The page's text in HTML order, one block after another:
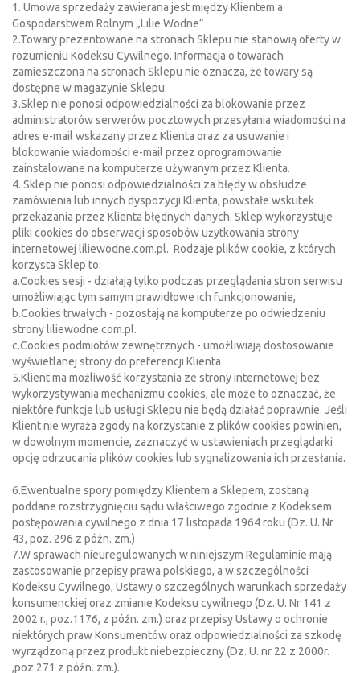
1. Umowa sprzedaży zawierana jest między Klientem a
Gospodarstwem Rolnym „Lilie Wodne”
2.Towary prezentowane na stronach Sklepu nie stanowią oferty w
rozumieniu Kodeksu Cywilnego. Informacja o towarach
zamieszczona na stronach Sklepu nie oznacza, że towary są
dostępne w magazynie Sklepu.
3.Sklep nie ponosi odpowiedzialności za blokowanie przez
administratorów serwerów pocztowych przesyłania wiadomości na
adres e-mail wskazany przez Klienta oraz za usuwanie i
blokowanie wiadomości e-mail przez oprogramowanie
zainstalowane na komputerze używanym przez Klienta.
4. Sklep nie ponosi odpowiedzialności za błędy w obsłudze
zamówienia lub innych dyspozycji Klienta, powstałe wskutek
przekazania przez Klienta błędnych danych. Sklep wykorzystuje
pliki cookies do obserwacji sposobów użytkowania strony
internetowej liliewodne.com.pl. Rodzaje plików cookie, z których
korzysta Sklep to:
a.Cookies sesji - działają tylko podczas przeglądania stron serwisu
umożliwiając tym samym prawidłowe ich funkcjonowanie,
b.Cookies trwałych - pozostają na komputerze po odwiedzeniu
strony liliewodne.com.pl.
c.Cookies podmiotów zewnętrznych - umożliwiają dostosowanie
wyświetlanej strony do preferencji Klienta
5.Klient ma możliwość korzystania ze strony internetowej bez
wykorzystywania mechanizmu cookies, ale może to oznaczać, że
niektóre funkcje lub usługi Sklepu nie będą działać poprawnie. Jeśli
Klient nie wyraża zgody na korzystanie z plików cookies powinien,
w dowolnym momencie, zaznaczyć w ustawieniach przeglądarki
opcję odrzucania plików cookies lub sygnalizowania ich przesłania.
6.Ewentualne spory pomiędzy Klientem a Sklepem, zostaną
poddane rozstrzygnięciu sądu właściwego zgodnie z Kodeksem
postępowania cywilnego z dnia 17 listopada 1964 roku (Dz. U. Nr
43, poz. 296 z późn. zm.)
7.W sprawach nieuregulowanych w niniejszym Regulaminie mają
zastosowanie przepisy prawa polskiego, a w szczególności
Kodeksu Cywilnego, Ustawy o szczególnych warunkach sprzedaży
konsumenckiej oraz zmianie Kodeksu cywilnego (Dz. U. Nr 141 z
2002 r., poz.1176, z późn. zm.) oraz przepisy Ustawy o ochronie
niektórych praw Konsumentów oraz odpowiedzialności za szkodę
wyrządzoną przez produkt niebezpieczny (Dz. U. nr 22 z 2000r.
,poz.271 z późn. zm.).